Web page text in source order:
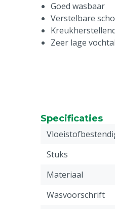
Goed wasbaar
Verstelbare
Zeer lage
Specificaties
Stuks
Materiaal
Wasvoorschrift